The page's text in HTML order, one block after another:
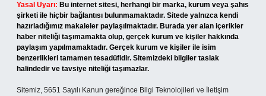
Yasal Uyarı: Bu internet sitesi, herhangi bir marka, kurum veya şahıs
şirketi ile hiçbir bağlantısı bulunmamaktadır. Sitede yalnızca kendi
hazırladığımız makaleler paylaşılmaktadır. Burada yer alan içerikler
haber niteliği taşımamakta olup, gerçek kurum ve kişiler hakkında
paylaşım yapılmamaktadır. Gerçek kurum ve kişiler ile isim
benzerlikleri tamamen tesadüfidir. Sitemizdeki bilgiler taslak
halindedir ve tavsiye niteliği taşımazlar.
Sitemiz, 5651 Sayılı Kanun gereğince Bilgi Teknolojileri ve İletişim